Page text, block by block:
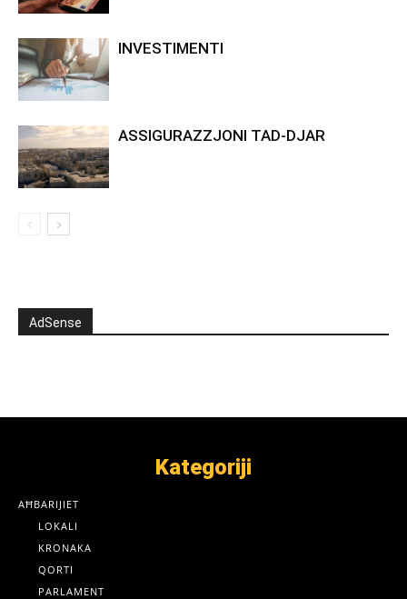
INVESTIMENTI
ASSIGURAZZJONI TAD-DJAR
AdSense
Kategoriji
AĦBARIJIET
LOKALI
KRONAKA
QORTI
PARLAMENT